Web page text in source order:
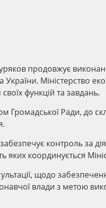
продовжує
Міністерство
функцій та завдань.
Громадської Ради, до
контроль за
яких координується
щодо
влади з метою